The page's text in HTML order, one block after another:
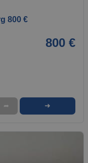
800 €
800 €
➦ ➜